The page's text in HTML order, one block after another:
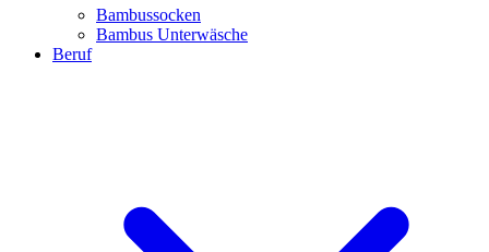
Bambussocken
Bambus Unterwäsche
Beruf